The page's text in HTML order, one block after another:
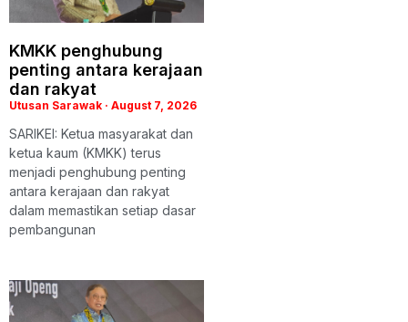
KMKK penghubung
penting antara kerajaan
dan rakyat
Utusan Sarawak August 7, 2026
SARIKEI: Ketua masyarakat dan
ketua kaum (KMKK) terus
menjadi penghubung penting
antara kerajaan dan rakyat
dalam memastikan setiap dasar
pembangunan